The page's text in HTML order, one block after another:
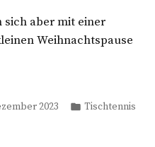
aber mit einer
Weihnachtspause
2023
Veröffentlicht
Tischtennis